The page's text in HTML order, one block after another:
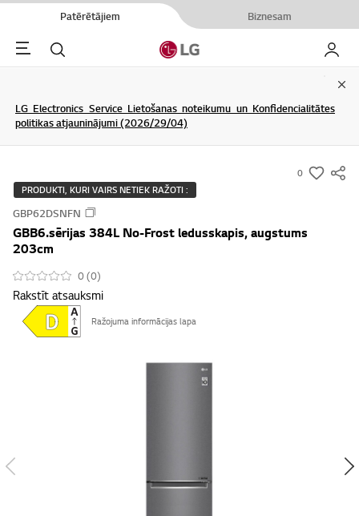
Patērētājiem Biznesam
Menu Meklēt Mans
LG Electronics Service Lietošanas noteikumu un Konfidencialitātes
politikas atjauninājumi (2026/29/04)
0
s
PRODUKTI, KURI VAIRS NETIEK RAŽOTI :
GBP62DSNFN
GBB6.sērijas 384L No-Frost ledusskapis, augstums
203cm
0 (0)
Rakstīt atsauksmi
Ražojuma informācijas lapa